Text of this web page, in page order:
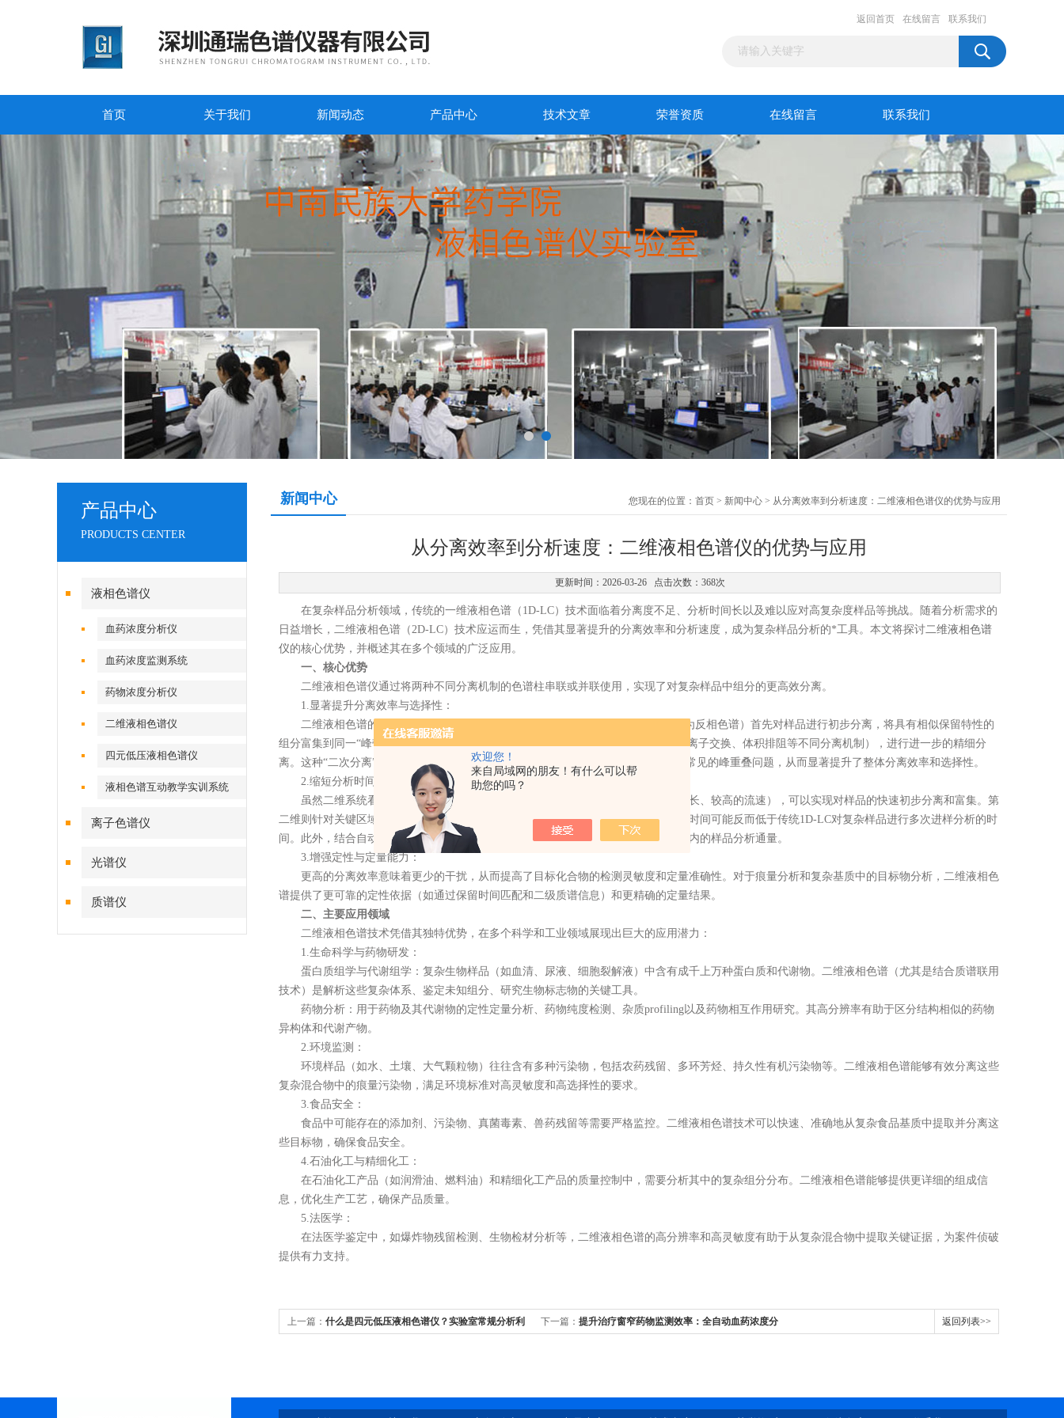
欢迎您！
来自局域网的朋友！有什么可以帮
助您的吗？
返回首页 在线留言 联系我们
首页 关于我们 新闻动态 产品中心 技术文章 荣誉资质 在线留言 联系我们
新闻中心 您现在的位置： 首页 > 新闻中心 > 从分离效率到分析速度：二维液相色谱仪的优势与应用
从分离效率到分析速度：二维液相色谱仪的优势与应用
更新时间：2026-03-26 点击次数：368次
在复杂样品分析领域，传统的一维液相色谱（1D-LC）技术面临着分离度不足、分析时间长以及难以应对高复杂度样品等挑战。随着分析需求的
日益增长，二维液相色谱（2D-LC）技术应运而生，凭借其显著提升的分离效率和分析速度，成为复杂样品分析的*工具。本文将探讨二维液相色谱
仪的核心优势，并概述其在多个领域的广泛应用。
一、核心优势
二维液相色谱仪通过将两种不同分离机制的色谱柱串联或并联使用，实现了对复杂样品中组分的更高效分离。
1.显著提升分离效率与选择性：
二维液相色谱的核心优势在于其“分离-富集-再分离”的过程。第一维色谱（通常为反相色谱）首先对样品进行初步分离，将具有相似保留特性的
组分富集到同一“峰带”中。随后，这些富集的组分被引入第二维色谱（可采用正相、离子交换、体积排阻等不同分离机制），进行进一步的精细分
离。这种“二次分离”极大地提高了复杂样品中各组分的分辨率，有效解决了1D-LC中常见的峰重叠问题，从而显著提升了整体分离效率和选择性。
2.缩短分析时间与提高通量：
虽然二维系统看似增加了分离步骤，但通过优化第一维的分离条件（如较短的柱长、较高的流速），可以实现对样品的快速初步分离和富集。第
二维则针对关键区域进行深度解析。这种策略使得在获得更高分离度的同时，总分析时间可能反而低于传统1D-LC对复杂样品进行多次进样分析的时
间。此外，结合自动化进样和数据处理技术，二维液相色谱仪能够显著提高单位时间内的样品分析通量。
3.增强定性与定量能力：
更高的分离效率意味着更少的干扰，从而提高了目标化合物的检测灵敏度和定量准确性。对于痕量分析和复杂基质中的目标物分析，二维液相色
谱提供了更可靠的定性依据（如通过保留时间匹配和二级质谱信息）和更精确的定量结果。
二、主要应用领域
二维液相色谱技术凭借其独特优势，在多个科学和工业领域展现出巨大的应用潜力：
1.生命科学与药物研发：
蛋白质组学与代谢组学：复杂生物样品（如血清、尿液、细胞裂解液）中含有成千上万种蛋白质和代谢物。二维液相色谱（尤其是结合质谱联用
技术）是解析这些复杂体系、鉴定未知组分、研究生物标志物的关键工具。
药物分析：用于药物及其代谢物的定性定量分析、药物纯度检测、杂质profiling以及药物相互作用研究。其高分辨率有助于区分结构相似的药物
异构体和代谢产物。
2.环境监测：
环境样品（如水、土壤、大气颗粒物）往往含有多种污染物，包括农药残留、多环芳烃、持久性有机污染物等。二维液相色谱能够有效分离这些
复杂混合物中的痕量污染物，满足环境标准对高灵敏度和高选择性的要求。
3.食品安全：
食品中可能存在的添加剂、污染物、真菌毒素、兽药残留等需要严格监控。二维液相色谱技术可以快速、准确地从复杂食品基质中提取并分离这
些目标物，确保食品安全。
4.石油化工与精细化工：
在石油化工产品（如润滑油、燃料油）和精细化工产品的质量控制中，需要分析其中的复杂组分分布。二维液相色谱能够提供更详细的组成信
息，优化生产工艺，确保产品质量。
5.法医学：
在法医学鉴定中，如爆炸物残留检测、生物检材分析等，二维液相色谱的高分辨率和高灵敏度有助于从复杂混合物中提取关键证据，为案件侦破
提供有力支持。
上一篇： 什么是四元低压液相色谱仪？实验室常规分析利 下一篇： 提升治疗窗窄药物监测效率：全自动血药浓度分 返回列表>>
产品中心
PRODUCTS CENTER
液相色谱仪
血药浓度分析仪
血药浓度监测系统
药物浓度分析仪
二维液相色谱仪
四元低压液相色谱仪
液相色谱互动教学实训系统
离子色谱仪
光谱仪
质谱仪